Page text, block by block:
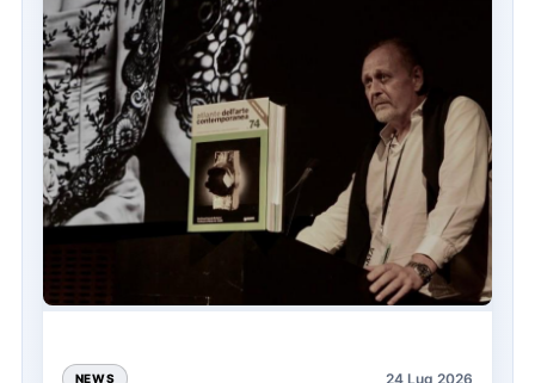
NEWS 24 Lug 2026